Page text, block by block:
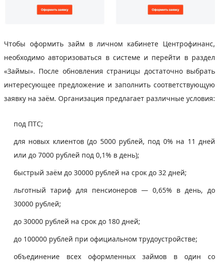
Чтобы оформить займ в личном кабинете Центрофинанс,
необходимо авторизоваться в системе и перейти в раздел
«Займы». После обновления страницы достаточно выбрать
интересующее предложение и заполнить соответствующую
заявку на заём. Организация предлагает различные условия:
под ПТС;
для новых клиентов (до 5000 рублей, под 0% на 11 дней
или до 7000 рублей под 0,1% в день);
быстрый заём до 30000 рублей на срок до 32 дней;
льготный тариф для пенсионеров — 0,65% в день, до
30000 рублей;
до 30000 рублей на срок до 180 дней;
до 100000 рублей при официальном трудоустройстве;
объединение всех оформленных займов в один со